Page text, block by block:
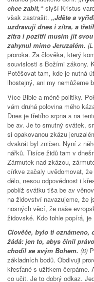
chce zabít,“ slyší Kristus
však zastrašit. „Jděte a
uzdravuji dnes i zítra, a
zítra i pozítří musím jít
zahynul mimo Jeruzalém.
proroka. Za člověka, který
souvislosti s Božími zákony.
Potěšovat tam, kde je nutná
lhostejný, ani my nemůžeme
Více Bible a méně politiky.
vám druhá polovina mého
Dnes je třetího srpna a na
be av. Je to smutný svátek,
si opakovanou zkázu
dvakrát byl zničen. Nyní z
nářků. Tisíce židů tam v
Zármutek nad zkázou,
církve začaly uvědomovat,
dělo, nesou odpovědnost i
poblíž svátku tiša be av
na židovství navazujeme, že
nosných věcí, že naše
židovské. Kdo tohle popírá, je
Člověče, bylo ti oznámeno,
žádá: jen to, abys činil
chodil se svým Bohem. (8)
základních bodů. Obdivuji
křesťané s užitkem čerpáme.
co učit. Je to dobrý odkaz.